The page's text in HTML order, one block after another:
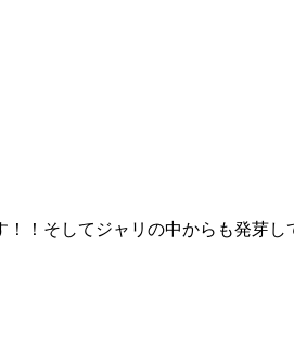
！そしてジャリの中からも発芽